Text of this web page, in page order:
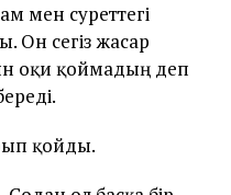
мен суреттегі
Он сегіз жасар
оқи қоймадың деп
қойды.